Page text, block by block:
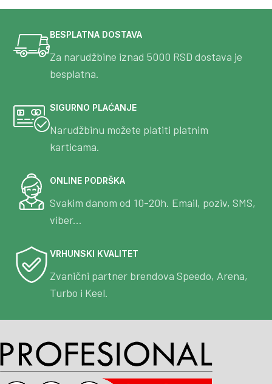
BESPLATNA DOSTAVA
Za narudžbine iznad 5000 RSD dostava je
besplatna.
SIGURNO PLAĆANJE
Narudžbinu možete platiti platnim
karticama.
ONLINE PODRŠKA
Svakim danom od 10-20h. Email, poziv, SMS,
viber...
VRHUNSKI KVALITET
Zvanični partner brendova Speedo, Arena,
Turbo i Keel.